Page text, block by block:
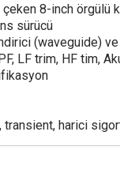
çeken 8-inch
sürücü
(waveguide) ve
LF trim, HF tim,
transient, harici